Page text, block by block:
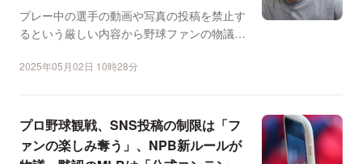
プレー中の選手の動画や写真の投稿を禁止す
るという厳しい内容から野球ファンの物議を
2025年05月02日 10時28分
プロ野球観戦、SNS投稿の制限は「フ
ァンの楽しみ奪う」、NPB新ルールが